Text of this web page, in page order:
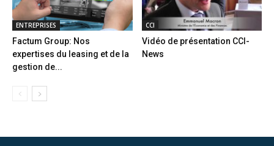
ENTREPRISES
Factum Group: Nos
expertises du leasing et de la
gestion de...
CCI
Vidéo de présentation CCI-
News